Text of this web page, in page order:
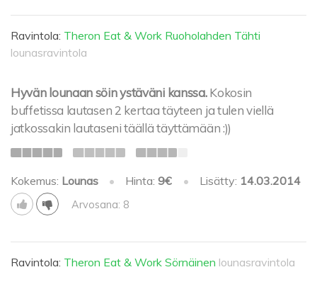
Ravintola: Theron Eat & Work Ruoholahden Tähti
lounasravintola
Hyvän lounaan söin ystäväni kanssa. Kokosin
buffetissa lautasen 2 kertaa täyteen ja tulen viellä
jatkossakin lautaseni täällä täyttämään :))
Kokemus: Lounas • Hinta:9€ • Lisätty: 14.03.2014
Arvosana: 8
Ravintola: Theron Eat & Work Sörnäinen lounasravintola